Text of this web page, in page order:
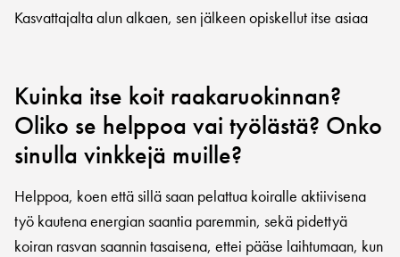
Kasvattajalta alun alkaen, sen jälkeen opiskellut itse asiaa
Kuinka itse koit raakaruokinnan?
Oliko se helppoa vai työlästä? Onko
sinulla vinkkejä muille?
Helppoa, koen että sillä saan pelattua koiralle aktiivisena
työ kautena energian saantia paremmin, sekä pidettyä
koiran rasvan saannin tasaisena, ettei pääse laihtumaan, kun